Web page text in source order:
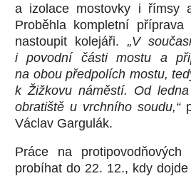
a izolace mostovky i římsy
Proběhla kompletní
nastoupit kolejáři. „V
i povodní části mostu a
na obou předpolích mostu,
k Žižkovu náměstí. Od
obratiště u vrchního soudu,“
Václav Gargulák.
Práce na
probíhat do 22. 12., kdy